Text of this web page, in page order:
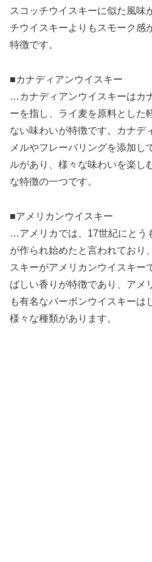
スコッチウイスキーに似た風味
チウイスキーよりもスモーク感
特徴です。
■カナディアンウイスキー
…カナディアンウイスキーはカ
ーを指し、ライ麦を原料とした
ない味わいが特徴です。カナデ
メルやフレーバリングを添加し
ルがあり、様々な味わいを楽し
な特徴の一つです。
■アメリカンウイスキー
…アメリカでは、17世紀にとう
が作られ始めたと言われており
スキーがアメリカンウイスキー
ばしい香りが特徴であり、アメ
も有名なバーボンウイスキーは
様々な種類があります。